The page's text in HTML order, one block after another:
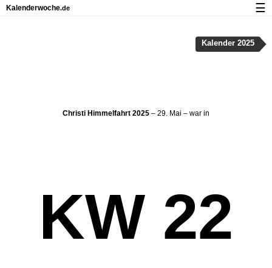
Christi Himmelfahrt 2025 – 29. Mai – war in
KW 22
Kalender 2025
Kalenderwoche.de ☰